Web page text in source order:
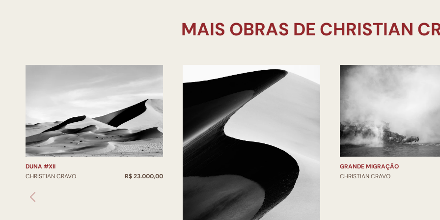
DUNA #XII
CHRISTIAN CRAVO
R$ 23.000,00
GRANDE MIGRAÇÃO
CHRISTIAN CRAVO